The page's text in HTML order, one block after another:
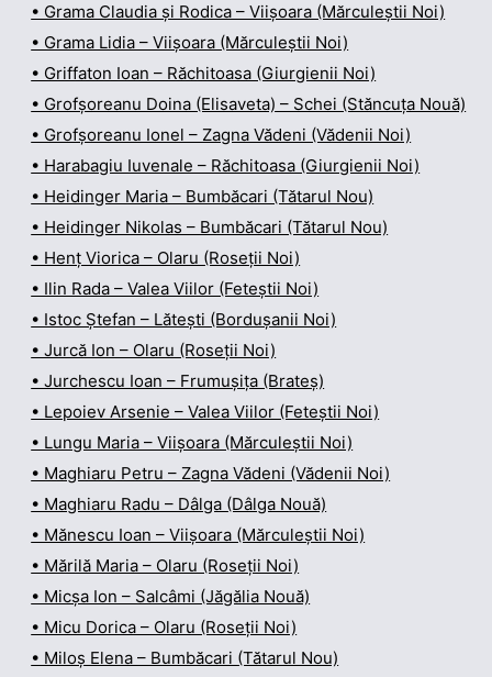
• Grama Claudia și Rodica – Viișoara (Mărculeștii Noi)
• Grama Lidia – Viișoara (Mărculeștii Noi)
• Griffaton Ioan – Răchitoasa (Giurgienii Noi)
• Grofșoreanu Doina (Elisaveta) – Schei (Stăncuța Nouă)
• Grofșoreanu Ionel – Zagna Vădeni (Vădenii Noi)
• Harabagiu Iuvenale – Răchitoasa (Giurgienii Noi)
• Heidinger Maria – Bumbăcari (Tătarul Nou)
• Heidinger Nikolas – Bumbăcari (Tătarul Nou)
• Henț Viorica – Olaru (Roseții Noi)
• Ilin Rada – Valea Viilor (Feteștii Noi)
• Istoc Ștefan – Lătești (Bordușanii Noi)
• Jurcă Ion – Olaru (Roseții Noi)
• Jurchescu Ioan – Frumușița (Brateș)
• Lepoiev Arsenie – Valea Viilor (Feteștii Noi)
• Lungu Maria – Viișoara (Mărculeștii Noi)
• Maghiaru Petru – Zagna Vădeni (Vădenii Noi)
• Maghiaru Radu – Dâlga (Dâlga Nouă)
• Mănescu Ioan – Viișoara (Mărculeștii Noi)
• Mărilă Maria – Olaru (Roseții Noi)
• Micșa Ion – Salcâmi (Jăgălia Nouă)
• Micu Dorica – Olaru (Roseții Noi)
• Miloș Elena – Bumbăcari (Tătarul Nou)